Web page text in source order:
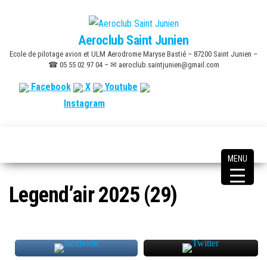
content
Aeroclub Saint Junien
Ecole de pilotage avion et ULM Aerodrome Maryse Bastié – 87200 Saint Junien –
☎ 05 55 02 97 04 – ✉ aeroclub.saintjunien@gmail.com
Facebook X
Youtube
Instagram
Legend’air 2025 (29)
MENU